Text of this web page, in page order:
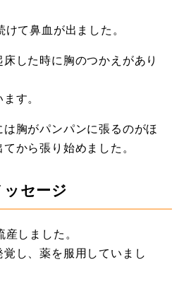
て鼻血が出ました。
した時に胸のつかえがあり
す。
は胸がパンパンに張るのがほ
から張り始めました。
セージ
しました。
し、薬を服用していまし